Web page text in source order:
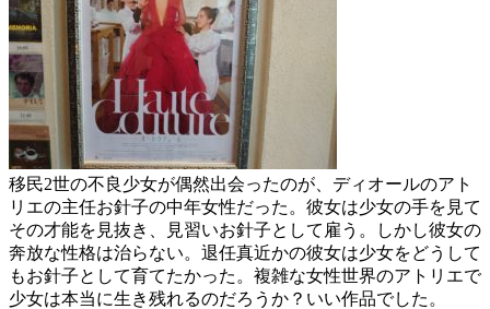
移民2世の不良少女が偶然出会ったのが、ディオールのアト
リエの主任お針子の中年女性だった。彼女は少女の手を見て
その才能を見抜き、見習いお針子として雇う。しかし彼女の
奔放な性格は治らない。退任真近かの彼女は少女をどうして
もお針子として育てたかった。複雑な女性世界のアトリエで
少女は本当に生き残れるのだろうか？いい作品でした。